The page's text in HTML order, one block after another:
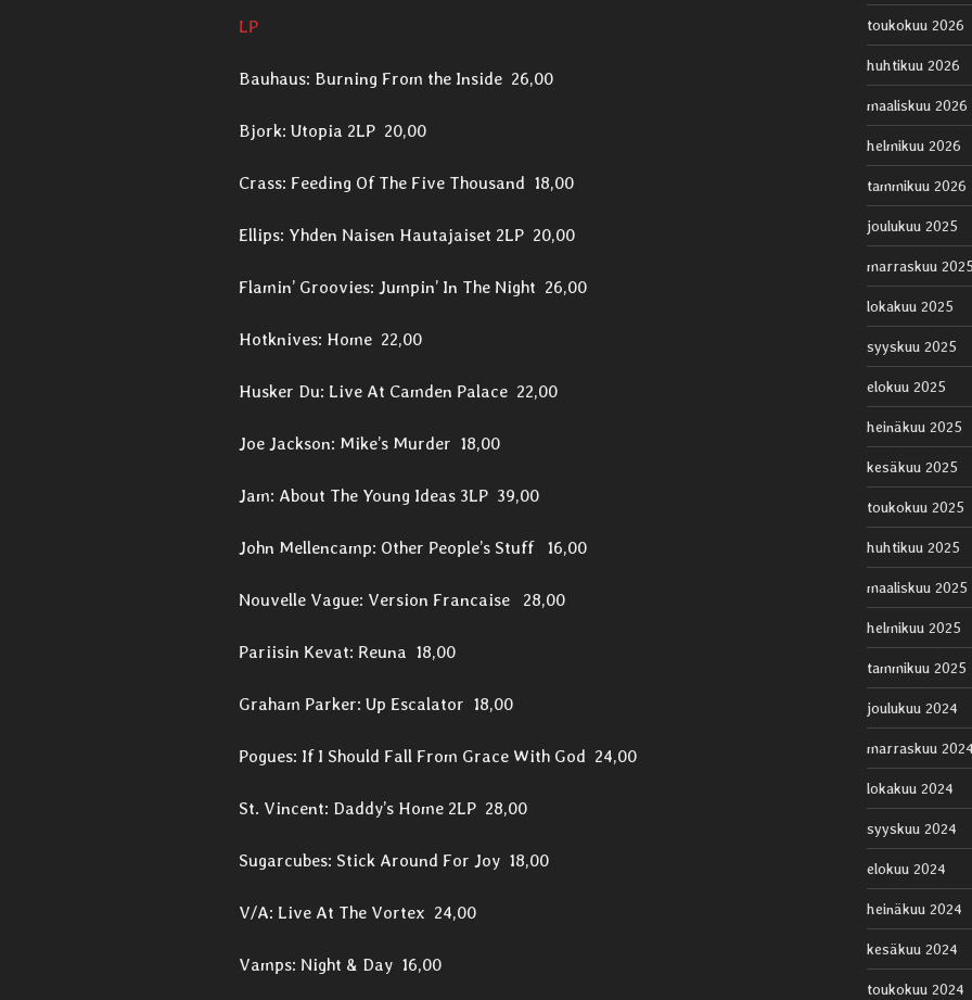
LP
Bauhaus: Burning From the Inside 26,00
Bjork: Utopia 2LP 20,00
Crass: Feeding Of The Five Thousand 18,00
Ellips: Yhden Naisen Hautajaiset 2LP 20,00
Flamin’ Groovies: Jumpin’ In The Night 26,00
Hotknives: Home 22,00
Husker Du: Live At Camden Palace 22,00
Joe Jackson: Mike’s Murder 18,00
Jam: About The Young Ideas 3LP 39,00
John Mellencamp: Other People’s Stuff 16,00
Nouvelle Vague: Version Francaise 28,00
Pariisin Kevat: Reuna 18,00
Graham Parker: Up Escalator 18,00
Pogues: If I Should Fall From Grace With God 24,00
St. Vincent: Daddy’s Home 2LP 28,00
Sugarcubes: Stick Around For Joy 18,00
V/A: Live At The Vortex 24,00
Vamps: Night & Day 16,00
toukokuu 2026
huhtikuu 2026
maaliskuu 2026
helmikuu 2026
tammikuu 2026
joulukuu 2025
marraskuu
lokakuu 2025
syyskuu 2025
elokuu 2025
heinäkuu 2025
kesäkuu 2025
toukokuu 2025
huhtikuu 2025
maaliskuu 2025
helmikuu 2025
tammikuu 2025
joulukuu 2024
marraskuu
lokakuu 2024
syyskuu 2024
elokuu 2024
heinäkuu 2024
kesäkuu 2024
toukokuu 2024